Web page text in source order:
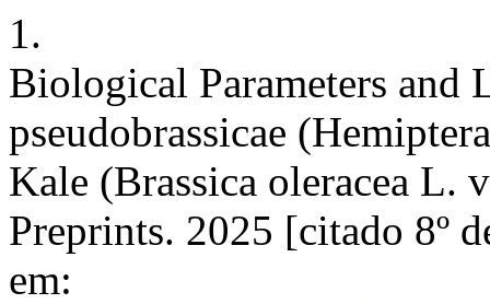
1.
Biological Parameters and
pseudobrassicae
Kale (Brassica oleracea L.
Preprints. 2025 [citado 8º
em: